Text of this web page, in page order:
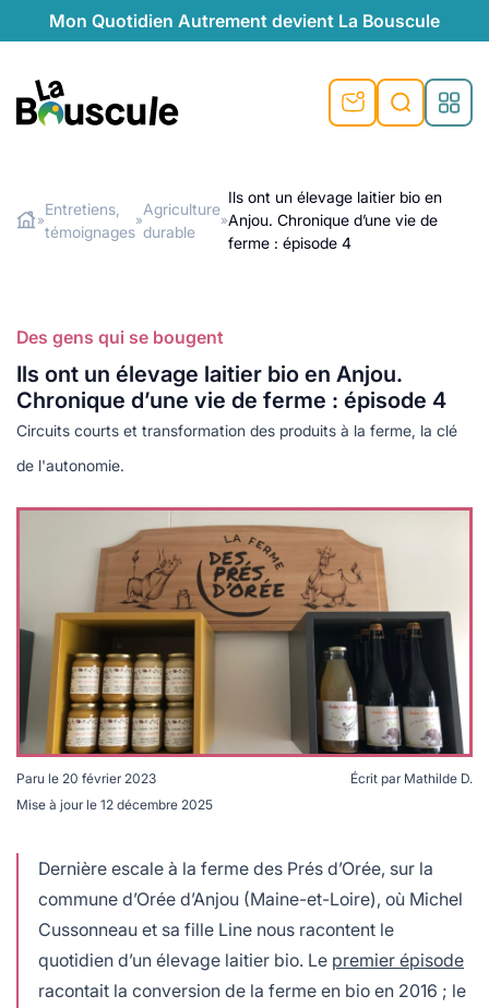
Mon Quotidien Autrement devient La Bouscule
et durable
au naturel
végétariennes
locales
plus de recyclage
naturel
de recyclage
témoignages
saison
responsables
Rechercher
»
Entretiens,
témoignages
»
Agriculture
durable
»
Ils ont un élevage laitier bio en
Anjou. Chronique d’une vie de
ferme : épisode 4
Des gens qui se bougent
Ils ont un élevage laitier bio en Anjou.
Chronique d’une vie de ferme : épisode 4
Circuits courts et transformation des produits à la ferme, la clé
de l'autonomie.
La ferme des Prés d'Orée a investi dans son propre
Paru le 20 février 2023
Mise à jour le 12 décembre 2025
Écrit par Mathilde D.
Dernière escale à la ferme des Prés d’Orée, sur la
commune d’Orée d’Anjou (Maine-et-Loire), où Michel
Cussonneau et sa fille Line nous racontent le
quotidien d’un élevage laitier bio. Le premier épisode
racontait la conversion de la ferme en bio en 2016 ; le